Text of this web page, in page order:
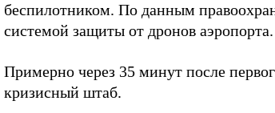
беспилотником. По данным
системой защиты от дронов аэропорта.
Примерно через 35 минут после
кризисный штаб.